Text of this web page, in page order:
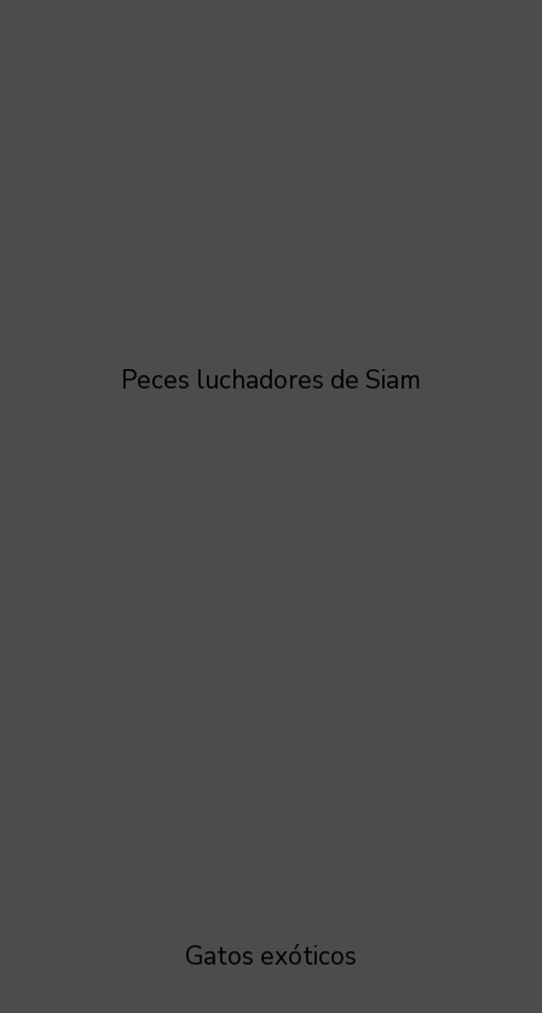
Peces luchadores de Siam
Gatos exóticos